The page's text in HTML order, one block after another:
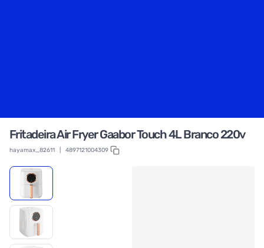
Fritadeira Air Fryer Gaabor Touch 4L Branco 220v
hayamax_82611 4897121004309